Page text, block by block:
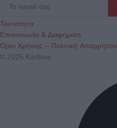
Ταυτότητα
Επικοινωνία & Διαφήμιση
Όροι Χρήσης – Πολιτική Απορρήτου
© 2026 Karfitsa